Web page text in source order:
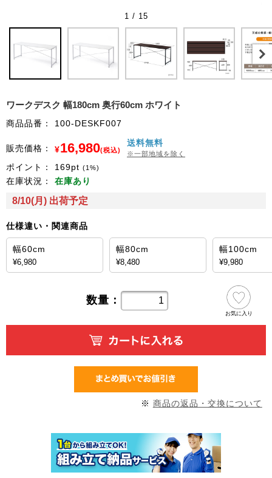
1 / 15
ワークデスク 幅180cm 奥行60cm ホワイト
商品品番： 100-DESKF007
販売価格： ¥16,980(税込)
送料無料
※一部地域を除く
ポイント： 169pt (1%)
在庫状況： 在庫あり
8/10(月) 出荷予定
仕様違い・関連商品
幅60cm
¥6,980
幅80cm
¥8,480
幅100cm
¥9,980
数量：
お気に入り
※ 商品の返品・交換について